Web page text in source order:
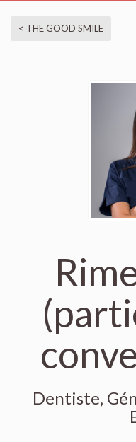
< THE GOOD SMILE
Dentiste,